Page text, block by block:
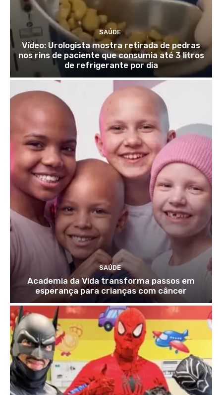
SAÚDE
Vídeo: Urologista mostra retirada de pedras
nos rins de paciente que consumia até 3 litros
de refrigerante por dia
SAÚDE
Academia da Vida transforma passos em
esperança para crianças com câncer